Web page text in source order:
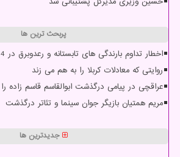
پربحث ترین ها
اخطار تداوم بارندگی های تابستانه و رعدوبرق در 4 استان تا چهارشنبه
روایتی که معادلات کربلا را به هم می زند
عراقچی در پیامی درگذشت ابوالقاسم قاسم
مریم همتیان بازیگر جوان سینما و تئاتر درگذشت
جدیدترین ها